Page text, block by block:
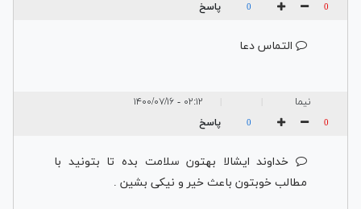
0
0 پاسخ
التماس دعا
نیما ۰۲:۱۲ - ۱۴۰۰/۰۷/۱۶
0
0 پاسخ
خداوند ایشالا بهتون سلامت بده تا بتونید با
مطالب خوبتون باعث خیر و نیکی بشین .